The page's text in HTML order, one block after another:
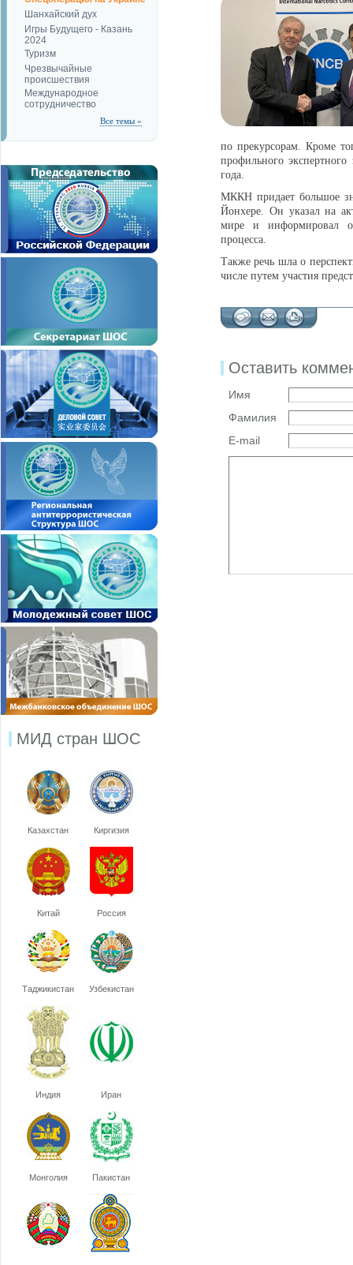
Шанхайский дух
Игры Будущего - Казань
2024
Туризм
Чрезвычайные
происшествия
Международное
сотрудничество
Все темы »
МИД стран ШОС
Казахстан Киргизия
Китай Россия
Таджикистан Узбекистан
Индия Иран
Монголия Пакистан
по прекурсорам. Кроме
профильного
года.
МККН придает большое
Йонхере. Он указал на
мире и информировал о
процесса.
Также речь шла о
числе путем участия
Оставить
Имя
Фамилия
E-mail